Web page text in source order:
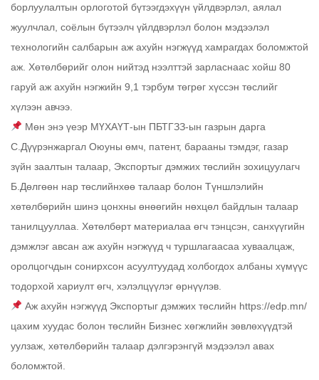
борлуулалтын орлоготой бүтээгдэхүүн үйлдвэрлэл, аялал
жуулчлал, соёлын бүтээлч үйлдвэрлэл болон мэдээлэл
технологийн салбарын аж ахуйн нэгжүүд хамрагдах боломжтой
аж. Хөтөлбөрийг олон нийтэд нээлттэй зарласнаас хойш 80
гаруй аж ахуйн нэгжийн 9,1 тэрбум төгрөг хүссэн төслийг
хүлээн авчээ.
Мөн энэ үеэр МҮХАҮТ-ын ПБТГЗЗ-ын газрын дарга
С.Дүүрэнжаргал Оюуны өмч, патент, барааны тэмдэг, газар
зүйн заалтын талаар, Экспортыг дэмжих төслийн зохицуулагч
Б.Дөлгөөн нар төслийнхөө талаар болон Түншлэлийн
хөтөлбөрийн шинэ цонхны өнөөгийн нөхцөл байдлын талаар
танилцууллаа. Хөтөлбөрт материалаа өгч тэнцсэн, санхүүгийн
дэмжлэг авсан аж ахуйн нэгжүүд ч туршлагаасаа хуваалцаж,
оролцогчдын сонирхсон асуултуудад холбогдох албаны хүмүүс
тодорхой хариулт өгч, хэлэлцүүлэг өрнүүлэв.
Аж ахуйн нэгжүүд Экспортыг дэмжих төслийн https://edp.mn/
цахим хуудас болон төслийн Бизнес хөгжлийн зөвлөхүүдтэй
уулзаж, хөтөлбөрийн талаар дэлгэрэнгүй мэдээлэл авах
боломжтой.